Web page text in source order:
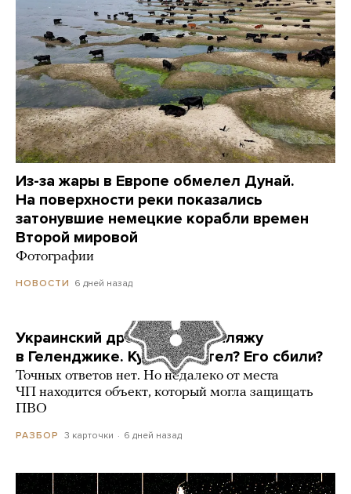
Из-за жары в Европе обмелел Дунай.
На поверхности реки показались
затонувшие немецкие корабли времен
Второй мировой
Фотографии
НОВОСТИ 6 дней назад
Украинский дрон попал по пляжу
в Геленджике. Куда он летел? Его сбили?
Точных ответов нет. Но недалеко от места
ЧП находится объект, который могла защищать
ПВО
РАЗБОР 3 карточки 6 дней назад